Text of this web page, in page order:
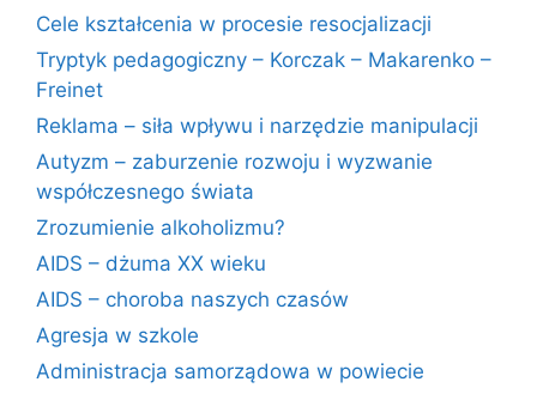
Cele kształcenia w procesie resocjalizacji
Tryptyk pedagogiczny – Korczak – Makarenko –
Freinet
Reklama – siła wpływu i narzędzie manipulacji
Autyzm – zaburzenie rozwoju i wyzwanie
współczesnego świata
Zrozumienie alkoholizmu?
AIDS – dżuma XX wieku
AIDS – choroba naszych czasów
Agresja w szkole
Administracja samorządowa w powiecie